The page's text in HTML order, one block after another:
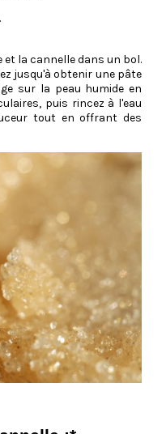
et la cannelle dans un bol.
jusqu'à obtenir une pâte
sur la peau humide en
puis rincez à l'eau
tout en offrant des